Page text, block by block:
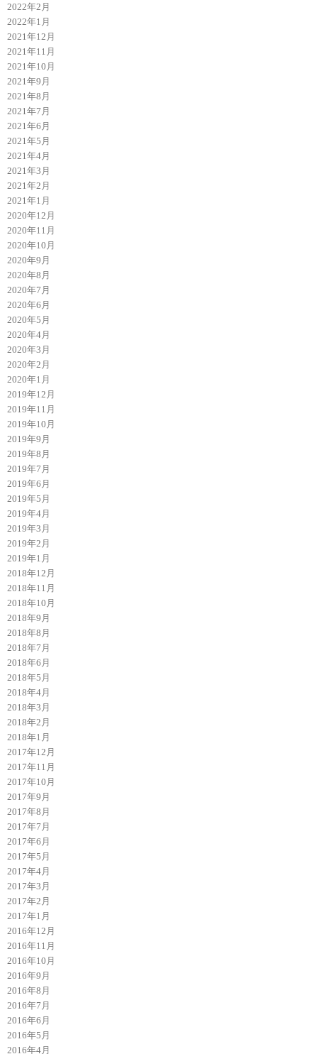
2022年2月
2022年1月
2021年12月
2021年11月
2021年10月
2021年9月
2021年8月
2021年7月
2021年6月
2021年5月
2021年4月
2021年3月
2021年2月
2021年1月
2020年12月
2020年11月
2020年10月
2020年9月
2020年8月
2020年7月
2020年6月
2020年5月
2020年4月
2020年3月
2020年2月
2020年1月
2019年12月
2019年11月
2019年10月
2019年9月
2019年8月
2019年7月
2019年6月
2019年5月
2019年4月
2019年3月
2019年2月
2019年1月
2018年12月
2018年11月
2018年10月
2018年9月
2018年8月
2018年7月
2018年6月
2018年5月
2018年4月
2018年3月
2018年2月
2018年1月
2017年12月
2017年11月
2017年10月
2017年9月
2017年8月
2017年7月
2017年6月
2017年5月
2017年4月
2017年3月
2017年2月
2017年1月
2016年12月
2016年11月
2016年10月
2016年9月
2016年8月
2016年7月
2016年6月
2016年5月
2016年4月